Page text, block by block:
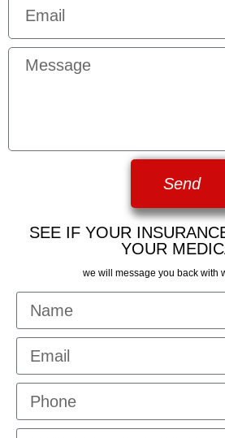
Send
SEE IF YOUR
YOUR
we will message you back with